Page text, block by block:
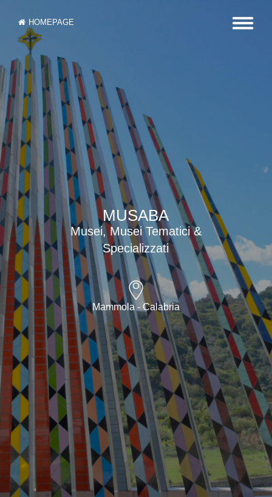
HOMEPAGE
MUSABA
Musei, Musei Tematici &
Specializzati
Mammola - Calabria